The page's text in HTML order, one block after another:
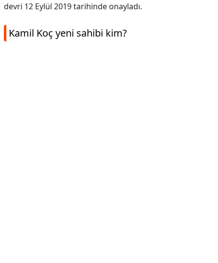
devri 12 Eylül 2019 tarihinde onayladı.
Kamil Koç yeni sahibi kim?